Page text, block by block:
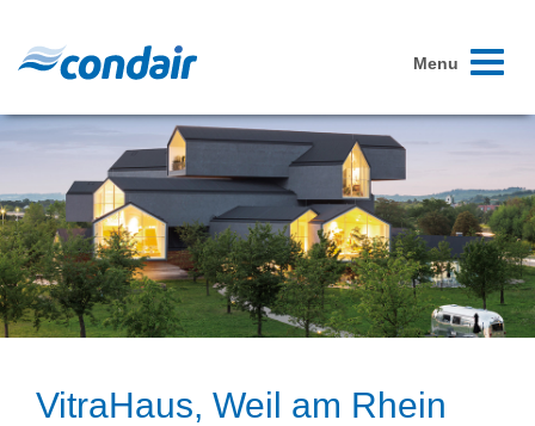
Toggle
Menu
VitraHaus, Weil am Rhein